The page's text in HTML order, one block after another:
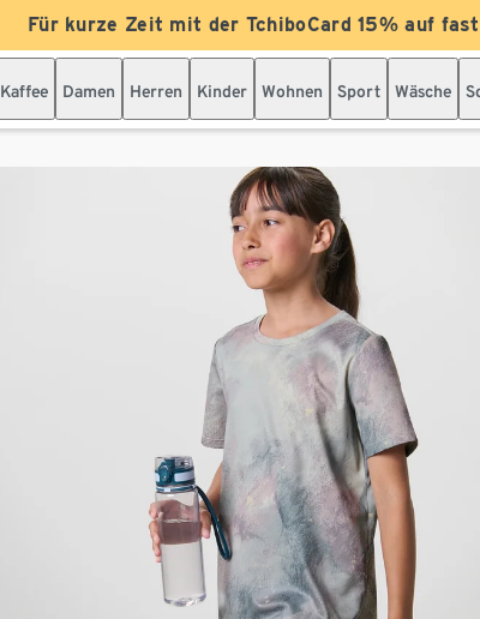
Für kurze Zeit mit der TchiboCard 15% auf
Kaffee Damen Herren Kinder Wohnen Sport Wäsche